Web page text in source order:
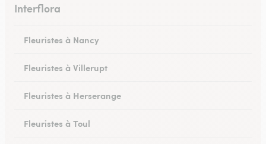
Interflora
Fleuristes à Nancy
Fleuristes à Villerupt
Fleuristes à Herserange
Fleuristes à Toul